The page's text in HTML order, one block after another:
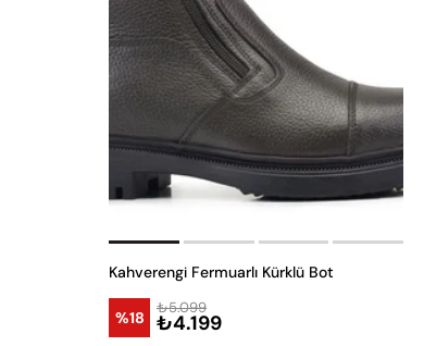
Kahverengi Fermuarlı Kürklü Bot
%18 ₺4.199
₺5.099